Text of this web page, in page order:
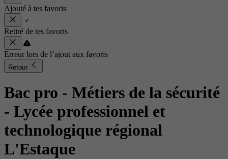
Ajouté à tes favoris
Retiré de tes favoris
Erreur lors de l’ajout aux favoris
Retour
Bac pro - Métiers de la sécurité
- Lycée professionnel et
technologique régional
L'Estaque